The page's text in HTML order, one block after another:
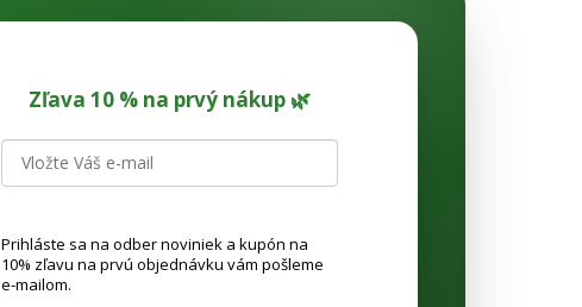
Zľava 10 % na prvý nákup 🌿
Prihláste sa na odber noviniek a kupón na
10% zľavu na prvú objednávku vám pošleme
e-mailom.